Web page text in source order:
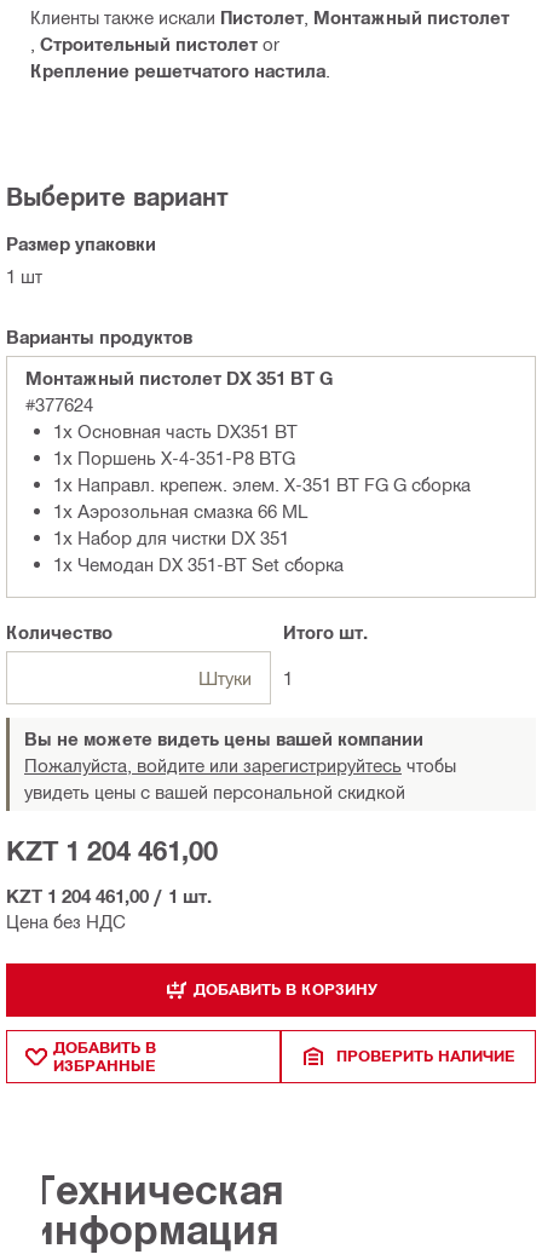
Клиенты также искали Пистолет Монтажный пистолет
Строительный пистолет or
Крепление решетчатого настила
Выберите вариант
Размер упаковки
1 шт
Варианты продуктов
Монтажный пистолет DX 351 BT G
#377624
1x Основная часть DX351 BT
1x Поршень X-4-351-P8 BTG
1x Направл. крепеж. элем. X-351 BT FG G сборка
1x Аэрозольная смазка 66 ML
1x Набор для чистки DX 351
1x Чемодан DX 351-BT Set сборка
Количество
Штуки
Итого шт.
1
Вы не можете видеть цены вашей компании
Пожалуйста, войдите или зарегистрируйтесь чтобы
увидеть цены с вашей персональной скидкой
Цена без НДС
KZT 1 204 461,00
KZT 1 204 461,00 / 1 шт.
ДОБАВИТЬ В КОРЗИНУ
ДОБАВИТЬ В
ИЗБРАННЫЕ
ПРОВЕРИТЬ НАЛИЧИЕ
Техническая
информация